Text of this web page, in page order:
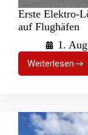
Erste Elektro-
auf Flughäfen
1.
Weiterlesen
Erste
Elektro-
RT
auf